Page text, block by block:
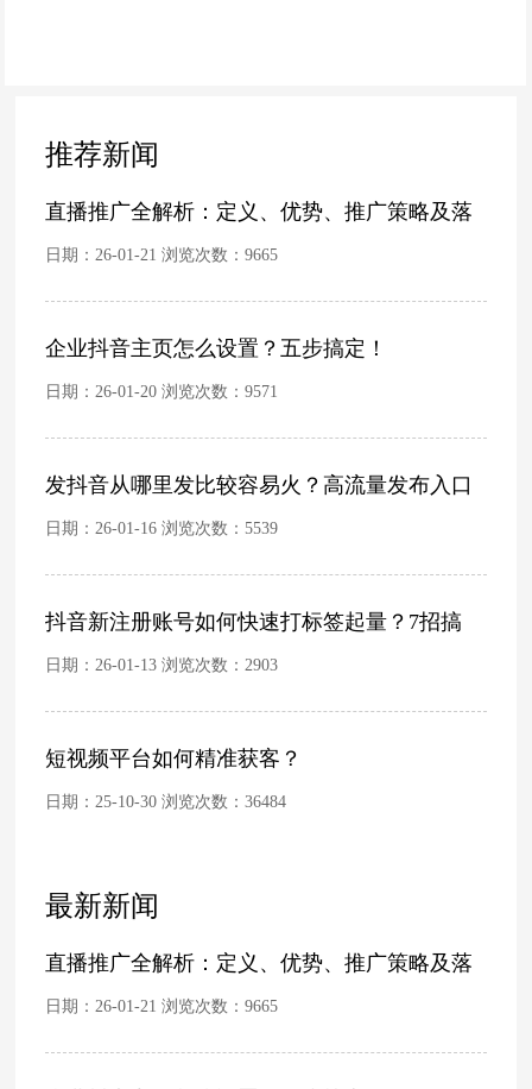
推荐新闻
直播推广全解析：定义、优势、推广策略及落
日期：26-01-21 浏览次数：9665
企业抖音主页怎么设置？五步搞定！
日期：26-01-20 浏览次数：9571
发抖音从哪里发比较容易火？高流量发布入口
日期：26-01-16 浏览次数：5539
抖音新注册账号如何快速打标签起量？7招搞
日期：26-01-13 浏览次数： 2903
短视频平台如何精准获客？
日期：25-10-30 浏览次数：36484
最新新闻
直播推广全解析：定义、优势、推广策略及落
日期：26-01-21 浏览次数：9665